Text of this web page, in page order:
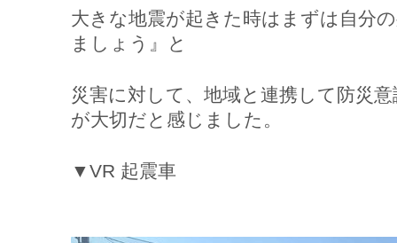
大きな地震が起きた時はまずは自分
ましょう』と
災害に対して、地域と連携して防災
が大切だと感じました。
▼VR 起震車